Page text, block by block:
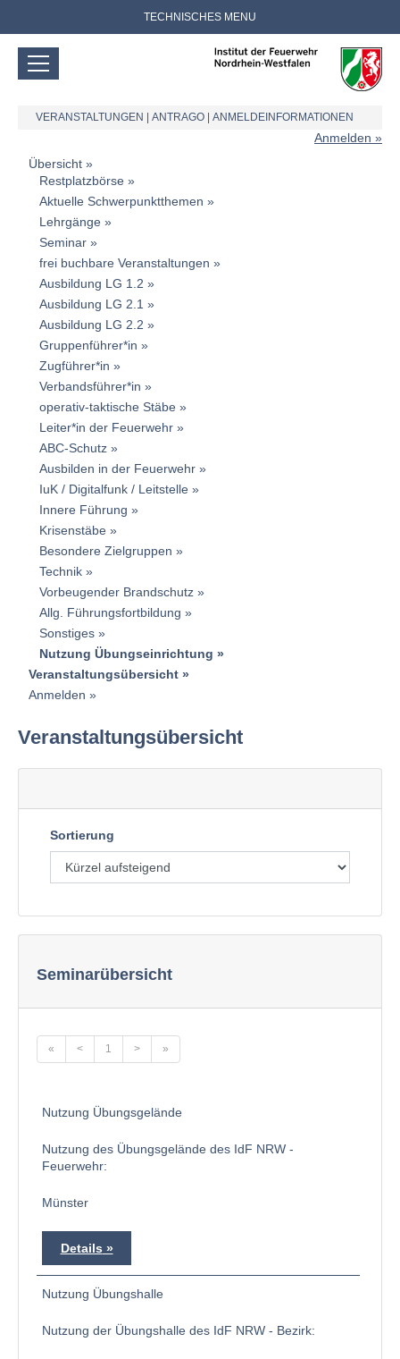
TECHNISCHES MENU
VERANSTALTUNGEN ANTRAGO ANMELDEINFORMATIONEN
Anmelden
Übersicht
Restplatzbörse
Aktuelle Schwerpunktthemen
Lehrgänge
Seminar
frei buchbare Veranstaltungen
Ausbildung LG 1.2
Ausbildung LG 2.1
Ausbildung LG 2.2
Gruppenführer*in
Zugführer*in
Verbandsführer*in
operativ-taktische Stäbe
Leiter*in der Feuerwehr
ABC-Schutz
Ausbilden in der Feuerwehr
IuK / Digitalfunk / Leitstelle
Innere Führung
Krisenstäbe
Besondere Zielgruppen
Technik
Vorbeugender Brandschutz
Allg. Führungsfortbildung
Sonstiges
Nutzung Übungseinrichtung
Veranstaltungsübersicht
Anmelden
Veranstaltungsübersicht
Sortierung
Seminarübersicht
« < 1 > »
Nutzung Übungsgelände
Nutzung des Übungsgelände des IdF NRW -
Feuerwehr:
Münster
Details
Nutzung Übungshalle
Nutzung der Übungshalle des IdF NRW - Bezirk: